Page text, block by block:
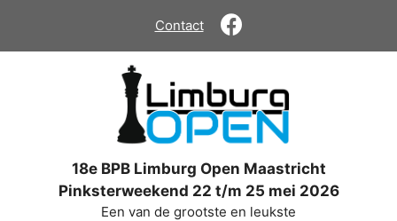
de
Contact
18e BPB Limburg Open Maastricht
Pinksterweekend 22 t/m 25 mei 2026
Een van de grootste en leukste